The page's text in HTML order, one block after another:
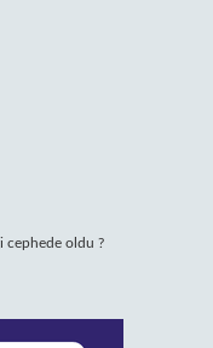
cephede oldu ?